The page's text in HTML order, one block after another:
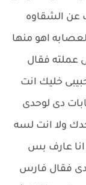
عن الشقاوه
اهو منها
عملته فقال
خليك انت
دى لوحدى
ولا انت لسه
انا عارف بس
فقال فارس